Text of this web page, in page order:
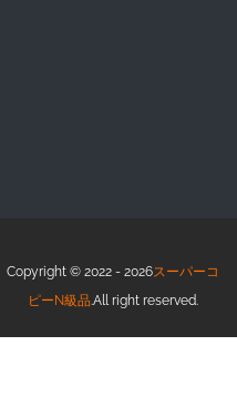
Copyright © 2022 - 2026スーパーコ
ピーN級品.All right reserved.